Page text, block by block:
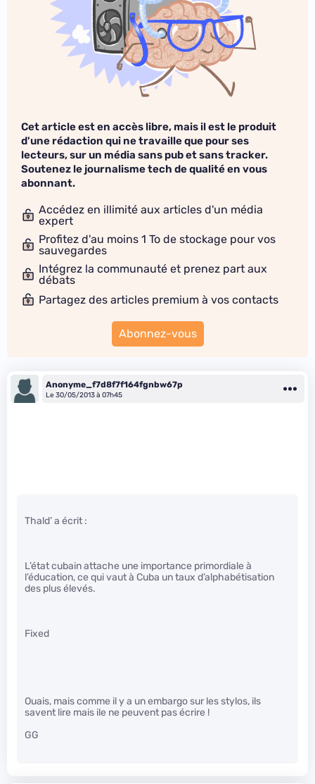
Cet article est en accès libre, mais il est le produit
d'une rédaction qui ne travaille que pour ses
lecteurs, sur un média sans pub et sans tracker.
Soutenez le journalisme tech de qualité en vous
abonnant.
Accédez en illimité aux articles d'un média
expert
Profitez d'au moins 1 To de stockage pour vos
sauvegardes
Intégrez la communauté et prenez part aux
débats
Partagez des articles premium à vos contacts
Abonnez-vous
Anonyme_f7d8f7f164fgnbw67p
Le 30/05/2013 à 07h45
Thald’ a écrit :
L’état cubain attache une importance primordiale à
l’éducation, ce qui vaut à Cuba un taux d’alphabétisation
des plus élevés.
Fixed
Ouais, mais comme il y a un embargo sur les stylos, ils
savent lire mais ile ne peuvent pas écrire !
GG